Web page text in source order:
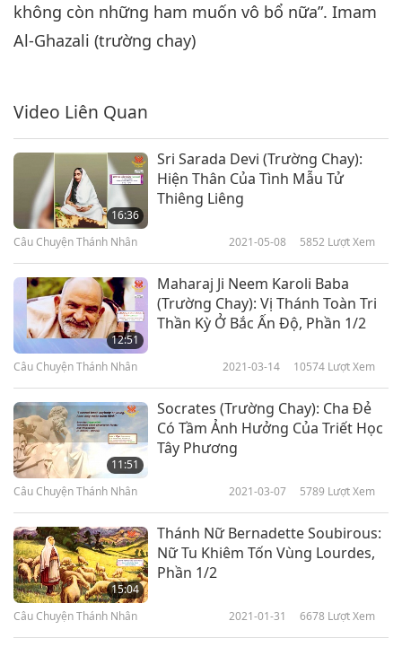
không còn những ham muốn vô bổ nữa”. Imam
Al-Ghazali (trường chay)
Video Liên Quan
16:36
Sri Sarada Devi (Trường Chay):
Hiện Thân Của Tình Mẫu Tử
Thiêng Liêng
Câu Chuyện Thánh Nhân 2021-05-08 5852 Lượt Xem
12:51
Maharaj Ji Neem Karoli Baba
(Trường Chay): Vị Thánh Toàn Tri
Thần Kỳ Ở Bắc Ấn Độ, Phần 1/2
Câu Chuyện Thánh Nhân 2021-03-14 10574 Lượt Xem
11:51
Socrates (Trường Chay): Cha Đẻ
Có Tầm Ảnh Hưởng Của Triết Học
Tây Phương
Câu Chuyện Thánh Nhân 2021-03-07 5789 Lượt Xem
15:04
Thánh Nữ Bernadette Soubirous:
Nữ Tu Khiêm Tốn Vùng Lourdes,
Phần 1/2
Câu Chuyện Thánh Nhân 2021-01-31 6678 Lượt Xem